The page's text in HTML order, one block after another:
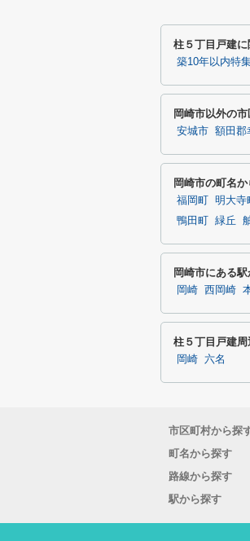
柱５丁目戸建
築10年以内特
岡崎市以外の
安城市 額田郡
岡崎市の町名
福岡町 明大寺
鴨田町
緑丘
岡崎市にある
岡崎 西岡崎
柱５丁目戸建
岡崎 六名
市区町村から探
町名から探す
路線から探す
駅から探す